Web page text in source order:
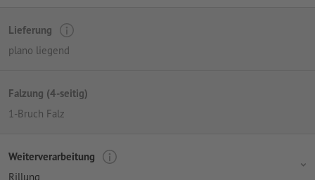
Lieferung
plano liegend
Falzung (4-seitig)
1-Bruch Falz
Weiterverarbeitung
Rillung